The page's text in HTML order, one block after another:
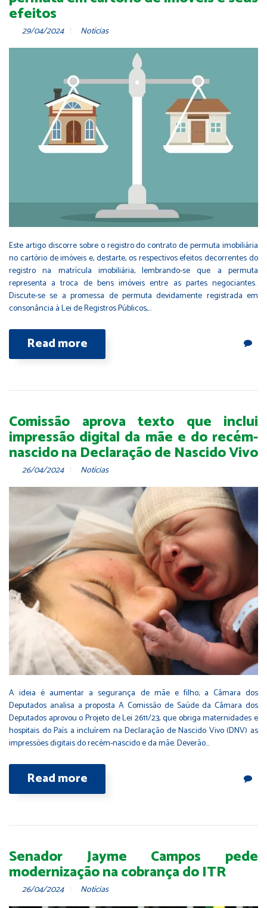
efeitos
29/04/2024 Notícias
Este artigo discorre sobre o registro do contrato de permuta imobiliária
no cartório de imóveis e, destarte, os respectivos efeitos decorrentes do
registro na matrícula imobiliária, lembrando-se que a permuta
representa a troca de bens imóveis entre as partes negociantes.
Discute-se se a promessa de permuta devidamente registrada em
consonância à Lei de Registros Públicos,…
Read more
Comissão aprova texto que inclui
impressão digital da mãe e do recém-
nascido na Declaração de Nascido Vivo
26/04/2024 Notícias
A ideia é aumentar a segurança de mãe e filho; a Câmara dos
Deputados analisa a proposta A Comissão de Saúde da Câmara dos
Deputados aprovou o Projeto de Lei 2611/23, que obriga maternidades e
hospitais do País a incluírem na Declaração de Nascido Vivo (DNV) as
impressões digitais do recém-nascido e da mãe. Deverão…
Read more
Senador Jayme Campos pede
modernização na cobrança do ITR
26/04/2024 Notícias